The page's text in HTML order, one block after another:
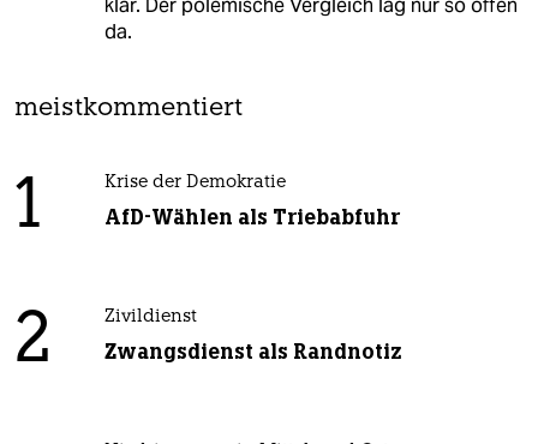
klar. Der polemische Vergleich lag nur so offen
da.
meistkommentiert
1 Krise der Demokratie
AfD-Wählen als Triebabfuhr
2 Zivildienst
Zwangsdienst als Randnotiz